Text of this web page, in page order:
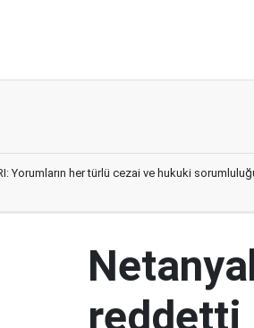
Yorumların her türlü cezai ve hukuki
reddetti